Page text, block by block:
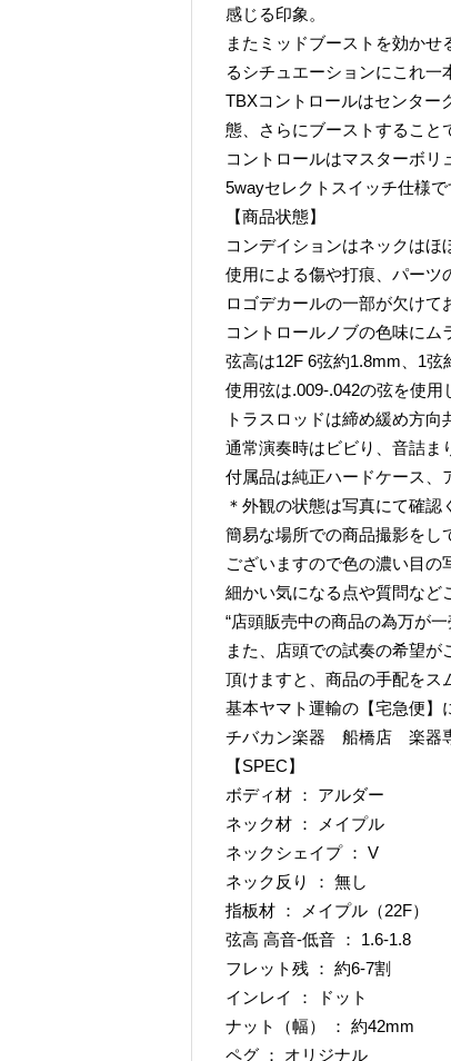
感じる印象。
またミッドブーストを効か
るシチュエーションにこれ一
TBXコントロールはセンター
態、さらにブーストすること
コントロールはマスターボリ
5wayセレクトスイッチ仕様で
【商品状態】
コンデイションはネックはほ
使用による傷や打痕、パーツ
ロゴデカールの一部が欠けて
コントロールノブの色味にム
弦高は12F 6弦約1.8mm、1弦
使用弦は.009-.042の弦を使用
トラスロッドは締め緩め方向
通常演奏時はビビり、音詰ま
付属品は純正ハードケース、
＊外観の状態は写真にて確認
簡易な場所での商品撮影をし
ございますので色の濃い目の
細かい気になる点や質問など
“店頭販売中の商品の為万が
また、店頭での試奏の希望
頂けますと、商品の手配をス
基本ヤマト運輸の【宅急便】
チバカン楽器 船橋店 楽器
【SPEC】
ボディ材 ： アルダー
ネック材 ： メイプル
ネックシェイプ ： V
ネック反り ： 無し
指板材 ： メイプル（22F）
弦高 高音-低音 ： 1.6-1.8
フレット残 ： 約6-7割
インレイ ： ドット
ナット（幅） ： 約42mm
ペグ ： オリジナル